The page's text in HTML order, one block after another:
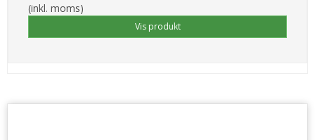
(inkl. moms)
Vis produkt